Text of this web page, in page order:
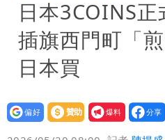
接案！同業酸：
明金成離世留下
段對話催淚
演習登場！搭雙
看
慈濟遭詐10.6億
重」 1細節避而
蔣萬安民調只贏5
日本3COINS
插旗西門町「
日本買
設為
贊助
我要
爆料